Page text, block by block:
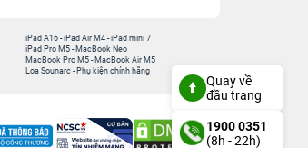
iPad A16 -iPad Air M4 -iPad mini 7
iPad Pro M5 - MacBook Neo
MacBook Pro M5 - MacBook Air M5
Loa Sounarc - Phụ kiện chính hãng
Quay về
đầu trang
1900 0351
(8h - 22h)